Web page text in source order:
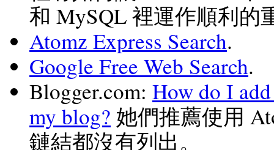
和 MySQL 裡運作順利的
Atomz Express Search.
Google Free Web Search.
Blogger.com: How do I
my blog? 她們推薦使用
鏈結都沒有列出。